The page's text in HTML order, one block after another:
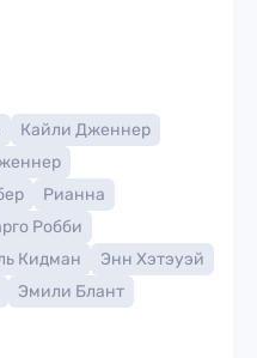
Кайли Дженнер
Рианна
Робби
Кидман
Энн Хэтэуэй
Эмили Блант